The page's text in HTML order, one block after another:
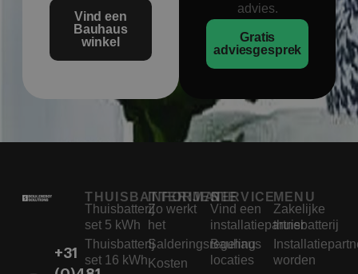
Vind een
Bauhaus
winkel
advies.
Gratis
adviesgesprek
+31
THUISBATTERIJEN
Thuisbatterij
set 5 kWh
Thuisbatterij
set 16 kWh
INFORMATIE
Zo werkt
het
Salderingsregeling
Kosten
SERVICE
Vind een
installatiepartner
Bauhaus
locaties
MENU
Zakelijke
thuisbatterij
worden